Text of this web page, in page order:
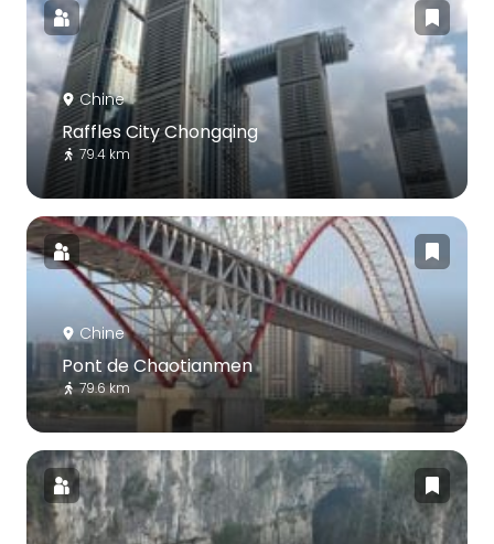
Chine
Raffles City Chongqing
79.4 km
Chine
Pont de Chaotianmen
79.6 km